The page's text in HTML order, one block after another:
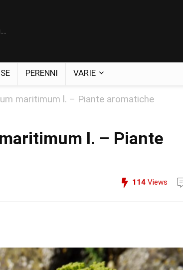
PERENNI VARIE
maritimum l. – Piante aromatiche
l. – Piante
114 Views